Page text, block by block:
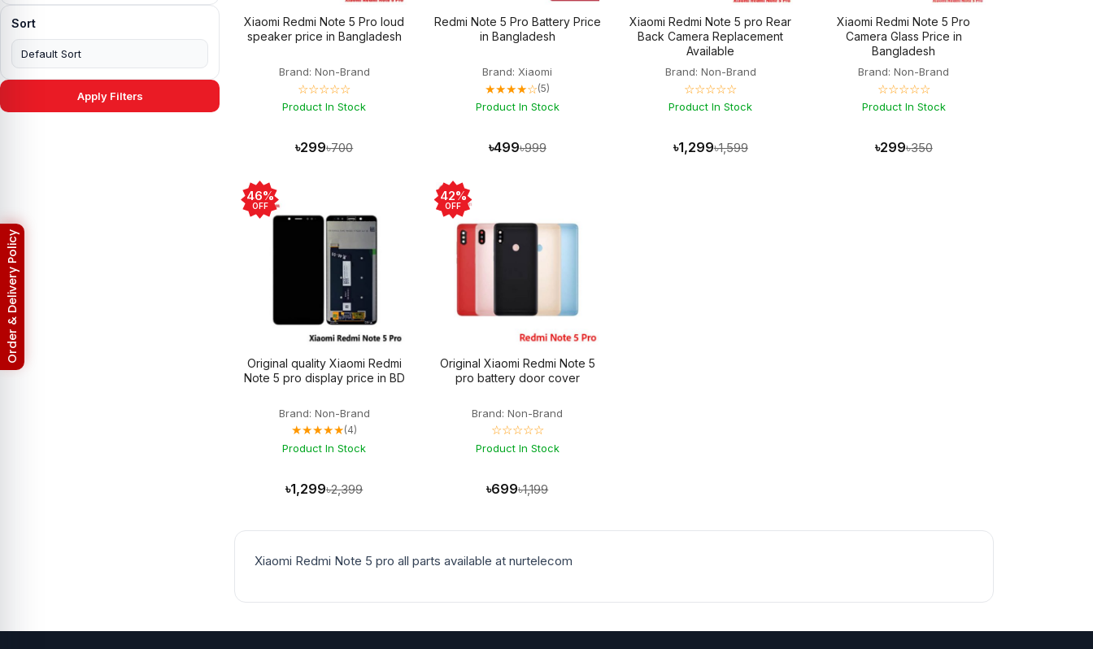
Apple iPad Pro 12.96
Apple iPad Pro 12.9 2nd Gen
Apple iPad Pro 9.7 (2016)6
Apple iPad Pro 9.7 (2018)
4
Asus ROG Phone 2
BlackBerry Battery
Sort
Apply Filters
Xiaomi Redmi Note 5 Pro loud
speaker price in Bangladesh
Brand: Non-Brand
☆☆☆☆☆
Product In Stock
৳299৳700
Redmi Note 5 Pro Battery Price
in Bangladesh
Brand: Xiaomi
★★★★☆(5)
Product In Stock
৳499৳999
Xiaomi Redmi Note 5 pro Rear
Back Camera Replacement
Available
Brand: Non-Brand
☆☆☆☆☆
Product In Stock
৳1,299৳1,599
Xiaomi Redmi Note 5 Pro
Camera Glass Price in
Bangladesh
Brand: Non-Brand
☆☆☆☆☆
Product In Stock
৳299৳350
46%
OFF
Original quality Xiaomi Redmi
Note 5 pro display price in BD
Brand: Non-Brand
★★★★★(4)
Product In Stock
৳1,299৳2,399
42%
OFF
Original Xiaomi Redmi Note 5
pro battery door cover
Brand: Non-Brand
☆☆☆☆☆
Product In Stock
৳699৳1,199
Xiaomi Redmi Note 5 pro all parts available at nurtelecom
Return & Refund Policy